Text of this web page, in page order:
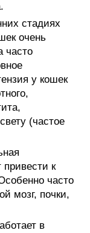
стадиях
очень
часто
у кошек
(частое
привести к
часто
мозг, почки,
в